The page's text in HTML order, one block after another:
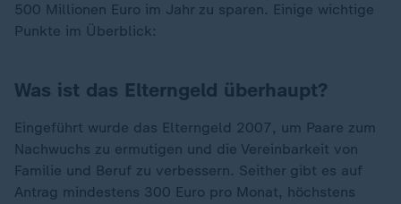
500 Millionen Euro im Jahr zu sparen. Einige wichtige
Punkte im Überblick:
Was ist das Elterngeld überhaupt?
Eingeführt wurde das Elterngeld 2007, um Paare zum
Nachwuchs zu ermutigen und die Vereinbarkeit von
Familie und Beruf zu verbessern. Seither gibt es auf
Antrag mindestens 300 Euro pro Monat, höchstens